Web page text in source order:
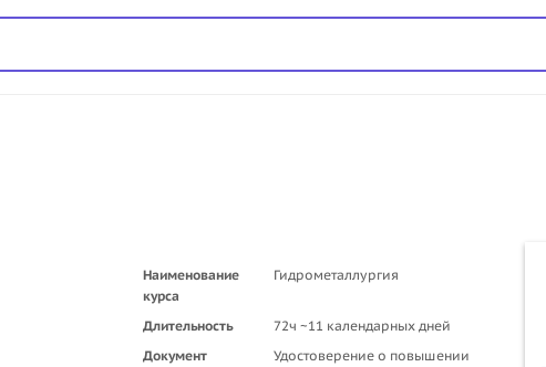
Наименование
курса
Гидрометаллургия
Длительность
72ч ~11 календарных дней
Документ
Удостоверение о повышении